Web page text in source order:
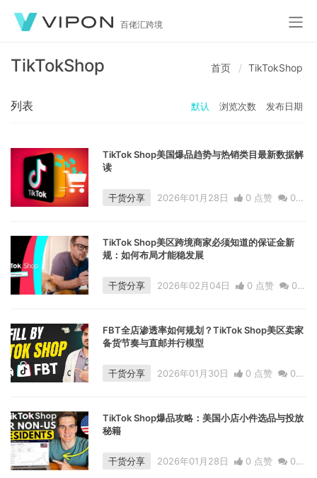
百佬汇跨境
TikTokShop 首页 TikTokShop
列表 默认 浏览次数 发布日期
TikTok Shop美国爆品趋势与热销类目最新数据解
读
干货分享 2026年01月28日 0 点赞
0
TikTok Shop美区跨境商家必须知道的保证金新
规：如何布局才能稳发展
干货分享 2026年02月04日 0 点赞
0
FBT全店渗透率如何规划？TikTok Shop美区卖家
备货节奏与直邮并行模型
干货分享 2026年01月30日 0 点赞
0
TikTok Shop爆品攻略：美国小店小件选品与投放
秘籍
干货分享 2026年01月28日 0 点赞
0